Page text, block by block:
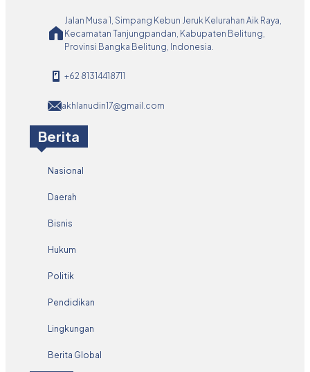
Jalan Musa 1, Simpang Kebun Jeruk Kelurahan Aik Raya,
Kecamatan Tanjungpandan, Kabupaten Belitung,
Provinsi Bangka Belitung, Indonesia.
+62 81314418711
akhlanudin17@gmail.com
Berita
Nasional
Daerah
Bisnis
Hukum
Politik
Pendidikan
Lingkungan
Berita Global